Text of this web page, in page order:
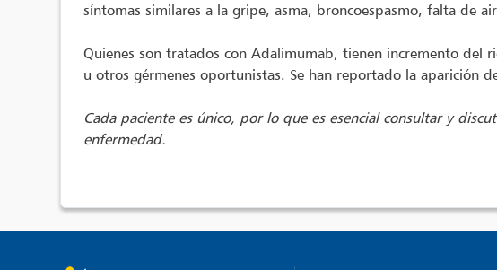
síntomas similares a la gripe, asma, broncoespasmo, falta de
Quienes son tratados con Adalimumab, tienen incremento del
u otros gérmenes oportunistas. Se han reportado la aparición
Cada paciente es único, por lo que es esencial consultar y
enfermedad.